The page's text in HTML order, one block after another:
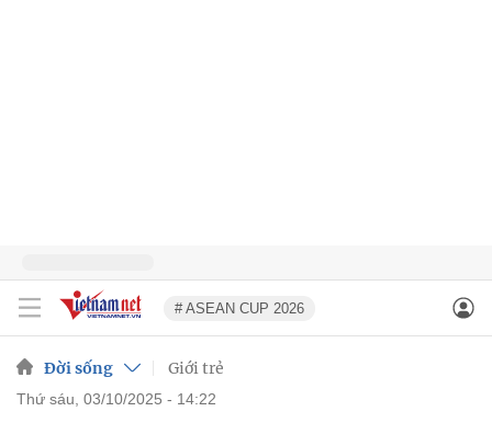
# ASEAN CUP 2026
Đời sống Giới trẻ
thứ sáu, 03/10/2025 - 14:22